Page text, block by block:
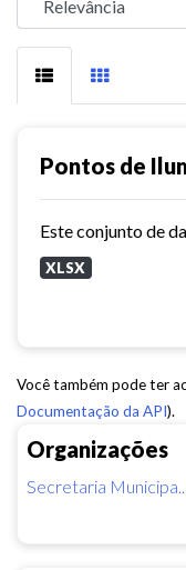
Organizações
Secretaria
Pontos de
XLSX
Você também pode ter
Documentação da API).